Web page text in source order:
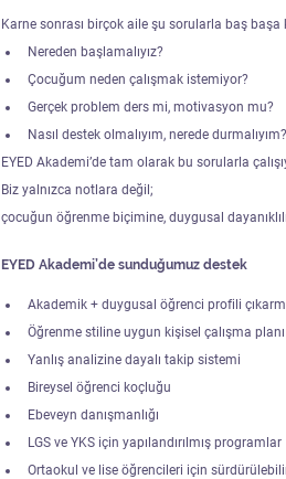
Karne sonrası birçok aile şu sorularla baş başa
Nereden başlamalıyız?
Çocuğum neden çalışmak istemiyor?
Gerçek problem ders mi, motivasyon mu?
Nasıl destek olmalıyım, nerede durmalıyım?
EYED Akademi’de tam olarak bu sorularla
Biz yalnızca notlara değil;
çocuğun öğrenme biçimine, duygusal
EYED Akademi’de sunduğumuz destek
Akademik + duygusal öğrenci profili
Öğrenme stiline uygun kişisel çalışma planı
Yanlış analizine dayalı takip sistemi
Bireysel öğrenci koçluğu
Ebeveyn danışmanlığı
LGS ve YKS için yapılandırılmış programlar
Ortaokul ve lise öğrencileri için